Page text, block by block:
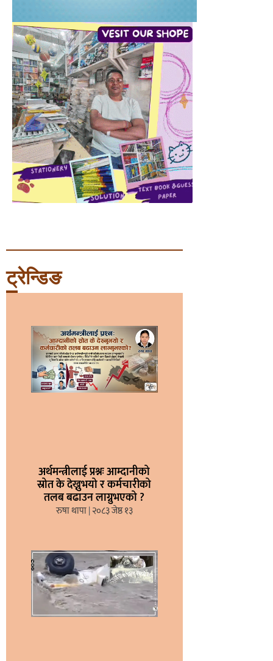
ट्रेन्डिङ
अर्थमन्त्रीलाई प्रश्नः आम्दानीको
स्रोत के देख्नुभयो र कर्मचारीको
तलब बढाउन लाग्नुभएको ?
रुषा थापा २०८३ जेष्ठ १३